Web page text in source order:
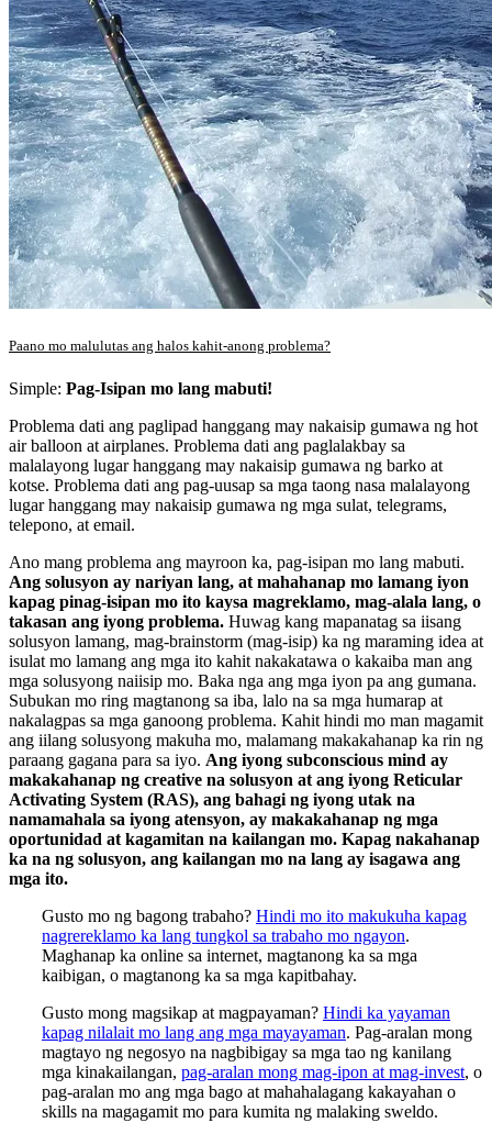
Paano mo malulutas ang halos kahit-anong problema?
Simple: Pag-Isipan mo lang mabuti!
Problema dati ang paglipad hanggang may nakaisip gumawa ng hot
air balloon at airplanes. Problema dati ang paglalakbay sa
malalayong lugar hanggang may nakaisip gumawa ng barko at
kotse. Problema dati ang pag-uusap sa mga taong nasa malalayong
lugar hanggang may nakaisip gumawa ng mga sulat, telegrams,
telepono, at email.
Ano mang problema ang mayroon ka, pag-isipan mo lang mabuti.
Ang solusyon ay nariyan lang, at mahahanap mo lamang iyon
kapag pinag-isipan mo ito kaysa magreklamo, mag-alala lang, o
takasan ang iyong problema. Huwag kang mapanatag sa iisang
solusyon lamang, mag-brainstorm (mag-isip) ka ng maraming idea at
isulat mo lamang ang mga ito kahit nakakatawa o kakaiba man ang
mga solusyong naiisip mo. Baka nga ang mga iyon pa ang gumana.
Subukan mo ring magtanong sa iba, lalo na sa mga humarap at
nakalagpas sa mga ganoong problema. Kahit hindi mo man magamit
ang iilang solusyong makuha mo, malamang makakahanap ka rin ng
paraang gagana para sa iyo. Ang iyong subconscious mind ay
makakahanap ng creative na solusyon at ang iyong Reticular
Activating System (RAS), ang bahagi ng iyong utak na
namamahala sa iyong atensyon, ay makakahanap ng mga
oportunidad at kagamitan na kailangan mo. Kapag nakahanap
ka na ng solusyon, ang kailangan mo na lang ay isagawa ang
mga ito.
Gusto mo ng bagong trabaho? Hindi mo ito makukuha kapag
nagrereklamo ka lang tungkol sa trabaho mo ngayon.
Maghanap ka online sa internet, magtanong ka sa mga
kaibigan, o magtanong ka sa mga kapitbahay.
Gusto mong magsikap at magpayaman? Hindi ka yayaman
kapag nilalait mo lang ang mga mayayaman. Pag-aralan mong
magtayo ng negosyo na nagbibigay sa mga tao ng kanilang
mga kinakailangan, pag-aralan mong mag-ipon at mag-invest, o
pag-aralan mo ang mga bago at mahahalagang kakayahan o
skills na magagamit mo para kumita ng malaking sweldo.